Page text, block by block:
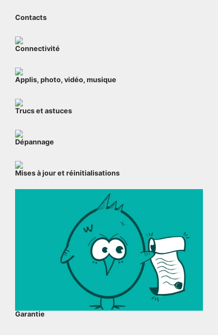
Contacts
Connectivité
Applis, photo, vidéo, musique
Trucs et astuces
Dépannage
Mises à jour et réinitialisations
Garantie